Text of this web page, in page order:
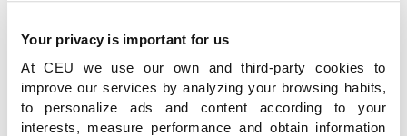
Your privacy is important for us
At CEU we use our own and third-party cookies to
improve our services by analyzing your browsing habits,
to personalize ads and content according to your
interests, measure performance and obtain information